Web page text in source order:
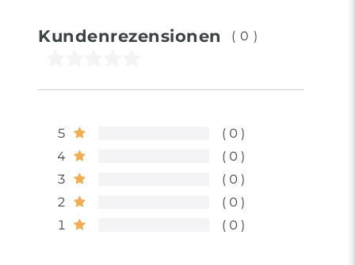
Kundenrezensionen (0)
5
0
4
0
3
0
2
0
1
0